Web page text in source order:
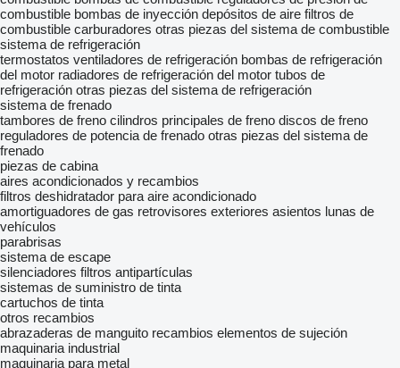
combustible bombas de inyección depósitos de aire filtros de
combustible carburadores otras piezas del sistema de combustible
sistema de refrigeración
termostatos ventiladores de refrigeración bombas de refrigeración
del motor radiadores de refrigeración del motor tubos de
refrigeración otras piezas del sistema de refrigeración
sistema de frenado
tambores de freno cilindros principales de freno discos de freno
reguladores de potencia de frenado otras piezas del sistema de
frenado
piezas de cabina
aires acondicionados y recambios
filtros deshidratador para aire acondicionado
amortiguadores de gas retrovisores exteriores asientos lunas de
vehículos
parabrisas
sistema de escape
silenciadores filtros antipartículas
sistemas de suministro de tinta
cartuchos de tinta
otros recambios
abrazaderas de manguito recambios elementos de sujeción
maquinaria industrial
maquinaria para metal